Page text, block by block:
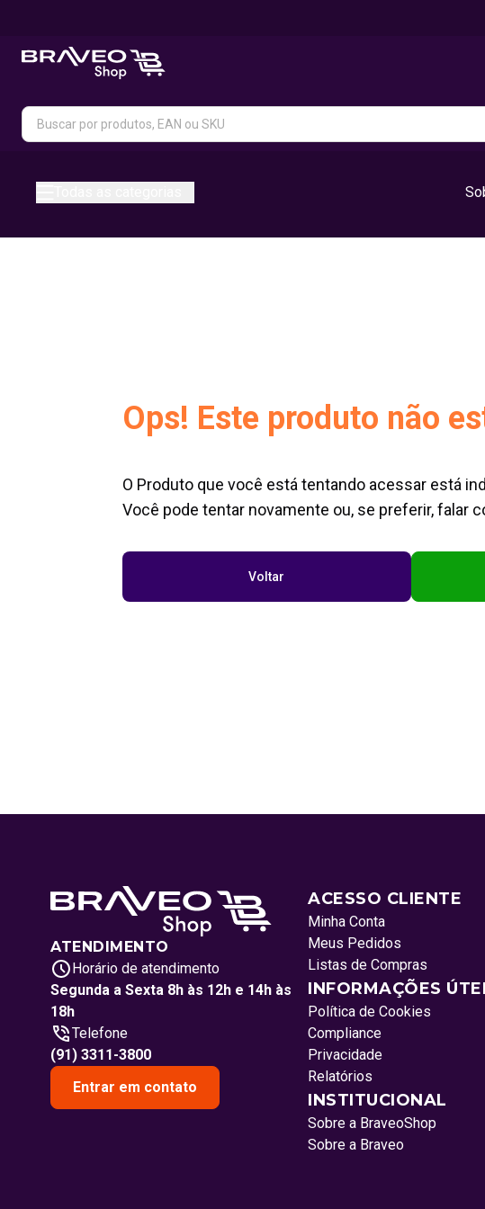
Ops! Este produto não
O Produto que você está tentando acessar está
Você pode tentar novamente ou, se preferir, falar
Voltar
ATENDIMENTO
Horário de atendimento
Segunda a Sexta 8h às 12h e 14h às
18h
Telefone
(91) 3311-3800
Entrar em contato
ACESSO CLIENTE
Minha Conta
Meus Pedidos
Listas de Compras
INFORMAÇÕES
Política de Cookies
Compliance
Privacidade
Relatórios
INSTITUCIONAL
Sobre a BraveoShop
Sobre a Braveo